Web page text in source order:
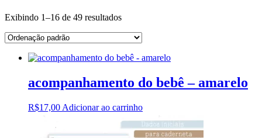
Exibindo 1–16 de 49 resultados
acompanhamento do bebê – amarelo
R$17,00 Adicionar ao carrinho